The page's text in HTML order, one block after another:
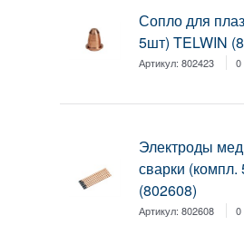
Сопло для
5шт) TELWIN
Артикул:802423 0
Электроды
сварки
(802608)
Артикул:802608 0